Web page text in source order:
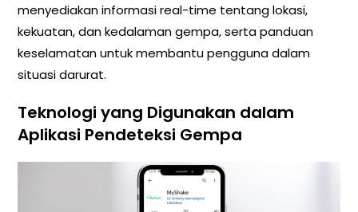
menyediakan informasi real-time tentang lokasi,
kekuatan, dan kedalaman gempa, serta panduan
keselamatan untuk membantu pengguna dalam
situasi darurat.
Teknologi yang Digunakan dalam
Aplikasi Pendeteksi Gempa